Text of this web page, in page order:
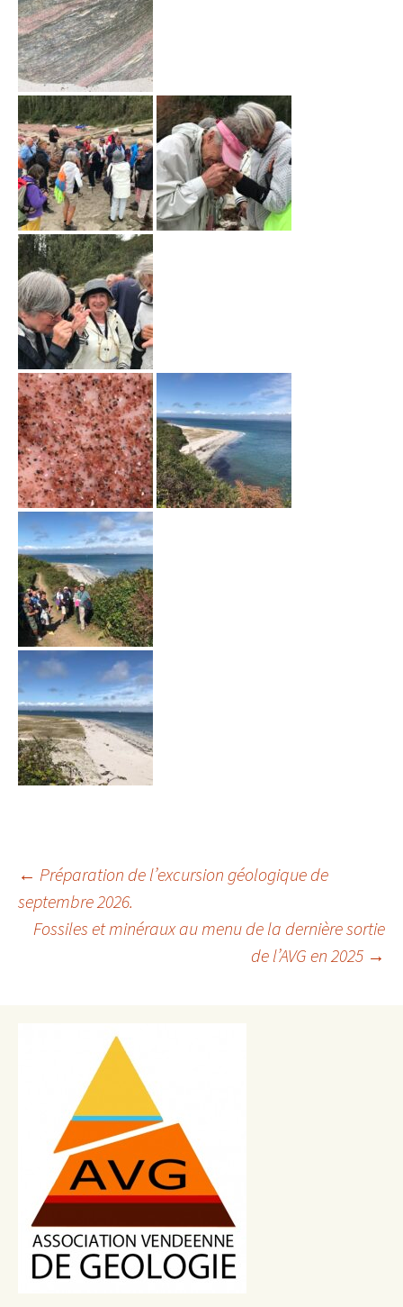
Navigation
des
← Préparation de l’excursion géologique de
septembre 2026.
Fossiles et minéraux au menu de la dernière sortie
de l’AVG en 2025 →